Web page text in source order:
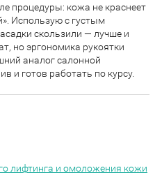
процедуры: кожа не краснеет
Использую с густым
скользили — лучше и
но эргономика рукоятки
аналог салонной
и готов работать по курсу.
лифтинга и омоложения кожи